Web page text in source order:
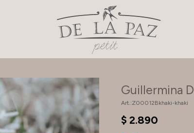
Guillermina
Z00012Bkhaki-khaki
$ 2.890